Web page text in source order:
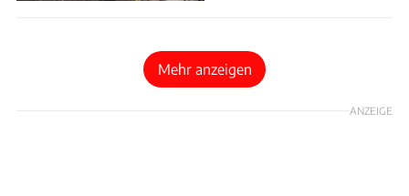
Mehr anzeigen
ANZEIGE